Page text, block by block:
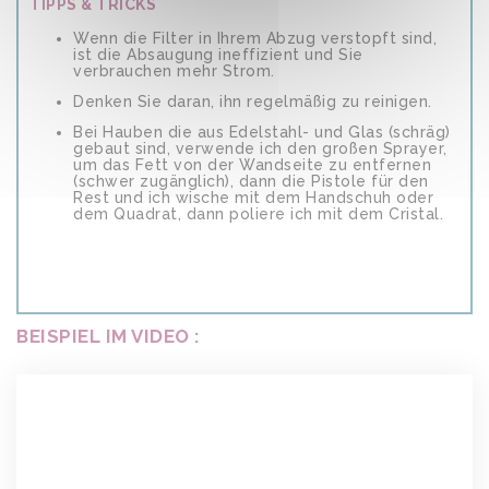
TIPPS & TRICKS
Wenn die Filter in Ihrem Abzug verstopft sind,
ist die Absaugung ineffizient und Sie
verbrauchen mehr Strom.
Denken Sie daran, ihn regelmäßig zu reinigen.
Bei Hauben die aus Edelstahl- und Glas (schräg)
gebaut sind, verwende ich den großen Sprayer,
um das Fett von der Wandseite zu entfernen
(schwer zugänglich), dann die Pistole für den
Rest und ich wische mit dem Handschuh oder
dem Quadrat, dann poliere ich mit dem Cristal.
BEISPIEL IM VIDEO :